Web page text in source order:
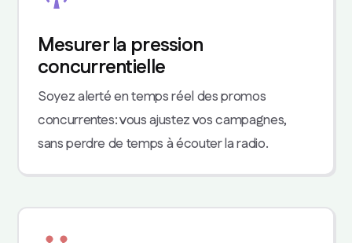
Mesurer la pression
concurrentielle
Soyez alerté en temps réel des promos
concurrentes: vous ajustez vos campagnes,
sans perdre de temps à écouter la radio.